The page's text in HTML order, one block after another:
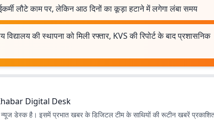
लौटे काम पर, लेकिन आठ दिनों का कूड़ा हटाने में लगेगा लंबा समय
विद्यालय की स्थापना को मिली रफ्तार, KVS की रिपोर्ट के बाद प्रशासनिक
Digital Desk
डेस्क है। इसमें प्रभात खबर के डिजिटल टीम के साथियों की रूटीन खबरें प्रकाशित